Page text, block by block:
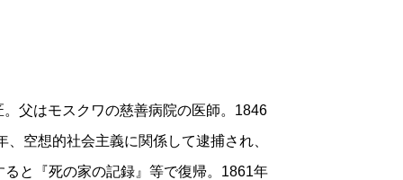
父はモスクワの慈善病院の医師。1846
空想的社会主義に関係して逮捕され、
と『死の家の記録』等で復帰。1861年